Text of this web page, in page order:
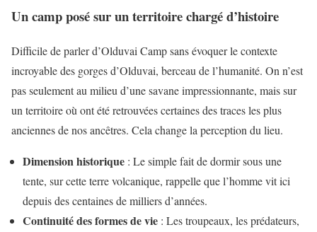
Un camp posé sur un territoire chargé d’histoire
Difficile de parler d’Olduvai Camp sans évoquer le contexte
incroyable des gorges d’Olduvai, berceau de l’humanité. On n’est
pas seulement au milieu d’une savane impressionnante, mais sur
un territoire où ont été retrouvées certaines des traces les plus
anciennes de nos ancêtres. Cela change la perception du lieu.
Dimension historique : Le simple fait de dormir sous une
tente, sur cette terre volcanique, rappelle que l’homme vit ici
depuis des centaines de milliers d’années.
Continuité des formes de vie : Les troupeaux, les prédateurs,